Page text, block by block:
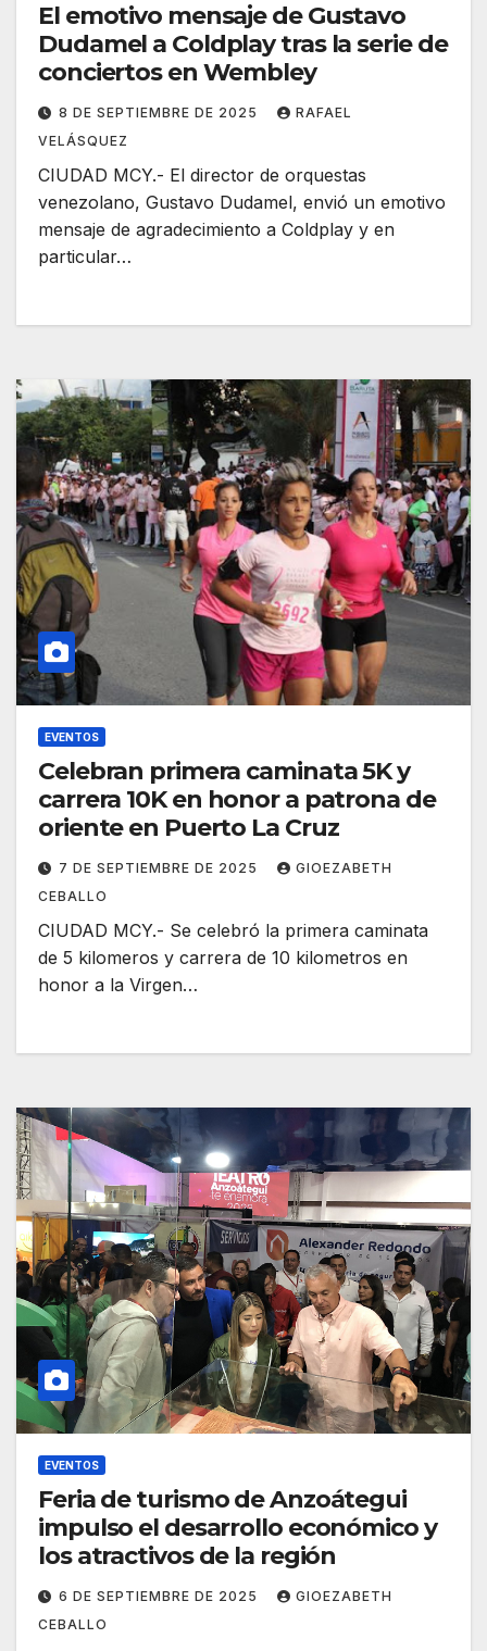
El emotivo mensaje de Gustavo
Dudamel a Coldplay tras la serie de
conciertos en Wembley
8 DE SEPTIEMBRE DE 2025
RAFAEL
VELÁSQUEZ
CIUDAD MCY.- El director de orquestas
venezolano, Gustavo Dudamel, envió un emotivo
mensaje de agradecimiento a Coldplay y en
particular…
EVENTOS
Celebran primera caminata 5K y
carrera 10K en honor a patrona de
oriente en Puerto La Cruz
7 DE SEPTIEMBRE DE 2025
GIOEZABETH
CEBALLO
CIUDAD MCY.- Se celebró la primera caminata
de 5 kilomeros y carrera de 10 kilometros en
honor a la Virgen…
EVENTOS
Feria de turismo de Anzoátegui
impulso el desarrollo económico y
los atractivos de la región
6 DE SEPTIEMBRE DE 2025
GIOEZABETH
CEBALLO